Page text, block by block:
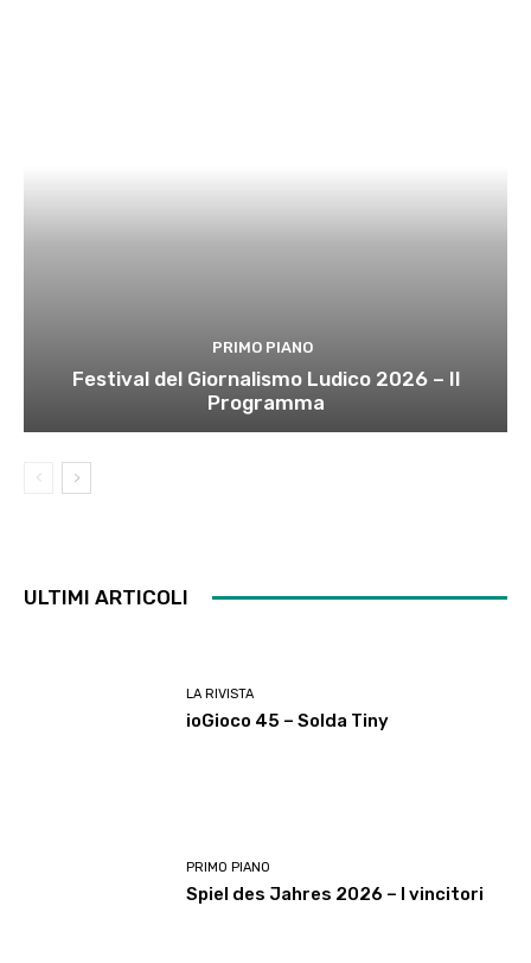
PRIMO PIANO
Festival del Giornalismo Ludico 2026 – Il
Programma
ULTIMI ARTICOLI
LA RIVISTA
ioGioco 45 – Solda Tiny
PRIMO PIANO
Spiel des Jahres 2026 – I vincitori